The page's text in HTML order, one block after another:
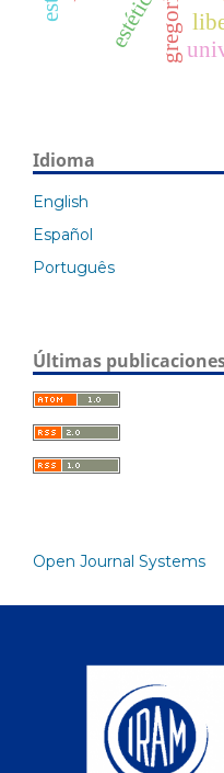
estética
Idioma
English
Español
Português
Últimas
Open Journal Systems